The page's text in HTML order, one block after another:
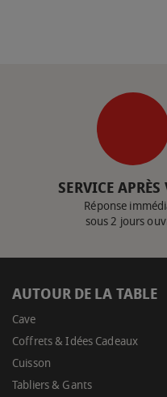
SERVICE APRÈS
Réponse
sous 2 jours
AUTOUR DE LA TABLE
Cave
Coffrets & Idées Cadeaux
Cuisson
Tabliers & Gants